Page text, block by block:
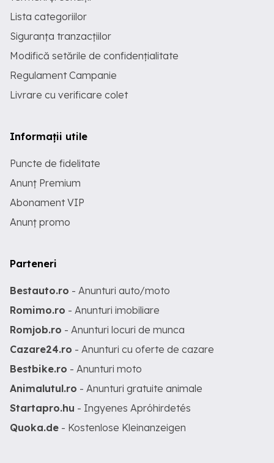
Lista categoriilor
Siguranța tranzacțiilor
Modifică setările de confidențialitate
Regulament Campanie
Livrare cu verificare colet
Informații utile
Puncte de fidelitate
Anunț Premium
Abonament VIP
Anunț promo
Parteneri
Bestauto.ro - Anunturi auto/moto
Romimo.ro - Anunturi imobiliare
Romjob.ro - Anunturi locuri de munca
Cazare24.ro - Anunturi cu oferte de cazare
Bestbike.ro - Anunturi moto
Animalutul.ro - Anunturi gratuite animale
Startapro.hu - Ingyenes Apróhirdetés
Quoka.de - Kostenlose Kleinanzeigen